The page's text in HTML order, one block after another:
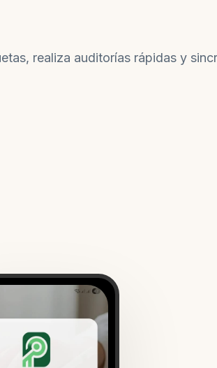
realiza auditorías rápidas y